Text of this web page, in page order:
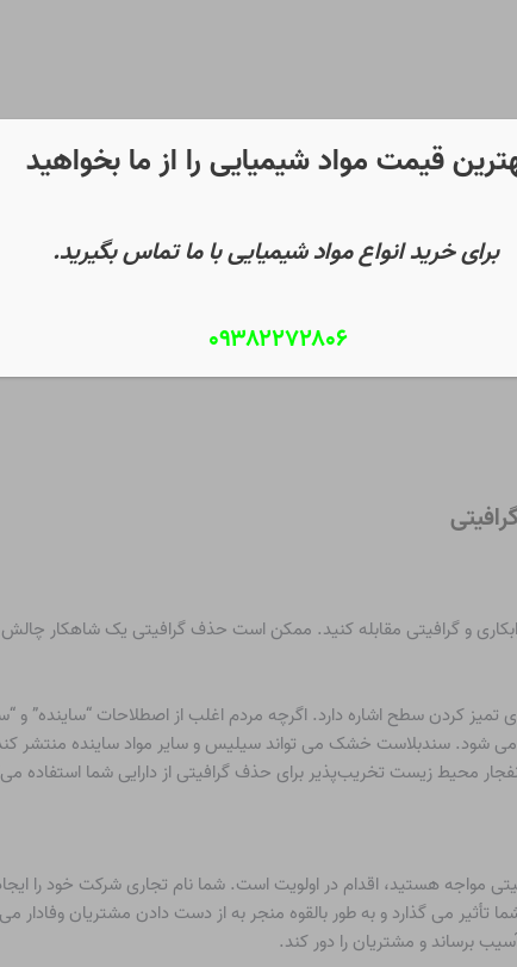
و گرافیتی مقابله کنید. ممکن است حذف گرافیتی یک شاهکار چالش
برای تمیز کردن سطح اشاره دارد. اگرچه مردم اغلب از اصطلاحات “ساینده”
می شود. سندبلاست خشک می تواند سیلیس و سایر مواد ساینده
محیط زیست تخریب‌پذیر برای حذف گرافیتی از دارایی شما استفاده
مواجه هستید، اقدام در اولویت است. شما نام تجاری شرکت خود را ایجاد
تأثیر می گذارد و به طور بالقوه منجر به از دست دادن مشتریان
برساند و مشتریان را دور کند.
قیمت مواد شیمیایی را از ما بخواهید
برای خرید انواع مواد شیمیایی با ما تماس بگیرید.
۰۹۳۸۲۲۷۲۸۰۶